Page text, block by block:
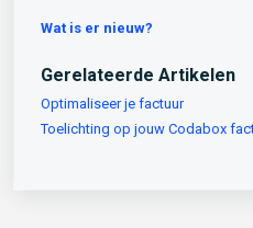
Wat is er nieuw?
Gerelateerde Artikelen
Optimaliseer je factuur
Toelichting op jouw Codabox